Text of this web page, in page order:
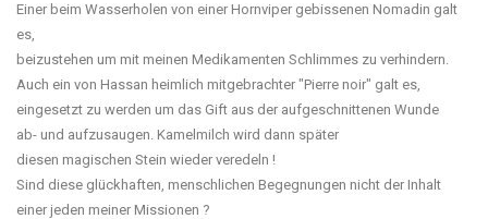
Einer beim Wasserholen von einer Hornviper gebissenen Nomadin galt
es,
beizustehen um mit meinen Medikamenten Schlimmes zu verhindern.
Auch ein von Hassan heimlich mitgebrachter "Pierre noir" galt es,
eingesetzt zu werden um das Gift aus der aufgeschnittenen Wunde
ab- und aufzusaugen. Kamelmilch wird dann später
diesen magischen Stein wieder veredeln !
Sind diese glückhaften, menschlichen Begegnungen nicht der Inhalt
einer jeden meiner Missionen ?